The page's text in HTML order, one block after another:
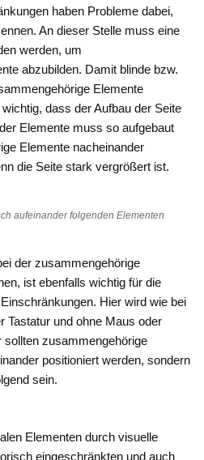
haben Probleme dabei,
An dieser Stelle muss eine
werden, um
abzubilden. Damit blinde bzw.
Elemente
dass der Aufbau der Seite
Elemente muss so aufgebaut
Elemente nacheinander
die Seite stark vergrößert ist.
aufeinander folgenden Elementen
der zusammengehörige
ist ebenfalls wichtig für die
Hier wird wie bei
Tastatur und ohne Maus oder
sollten zusammengehörige
positioniert werden, sondern
sein.
Elementen durch visuelle
eingeschränkten und auch